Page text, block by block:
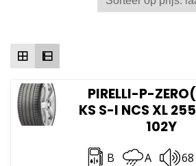
PIRELLI-P-
KS S-I NCS XL
102Y
B A 68